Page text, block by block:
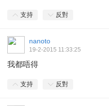
支持 反對
nanoto
19-2-2015 11:33:25
我都唔得
支持 反對